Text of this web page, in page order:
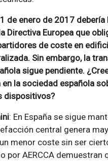
1 de enero de 2017 debería
Directiva Europea que
de coste en
Sin embargo, la
sigue pendiente.
la sociedad española
dispositivos?
: En España se sigue
central genera
menor coste sin ser
por AERCCA demuestran